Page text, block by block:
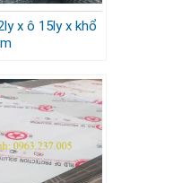
x ô 15ly x khổ